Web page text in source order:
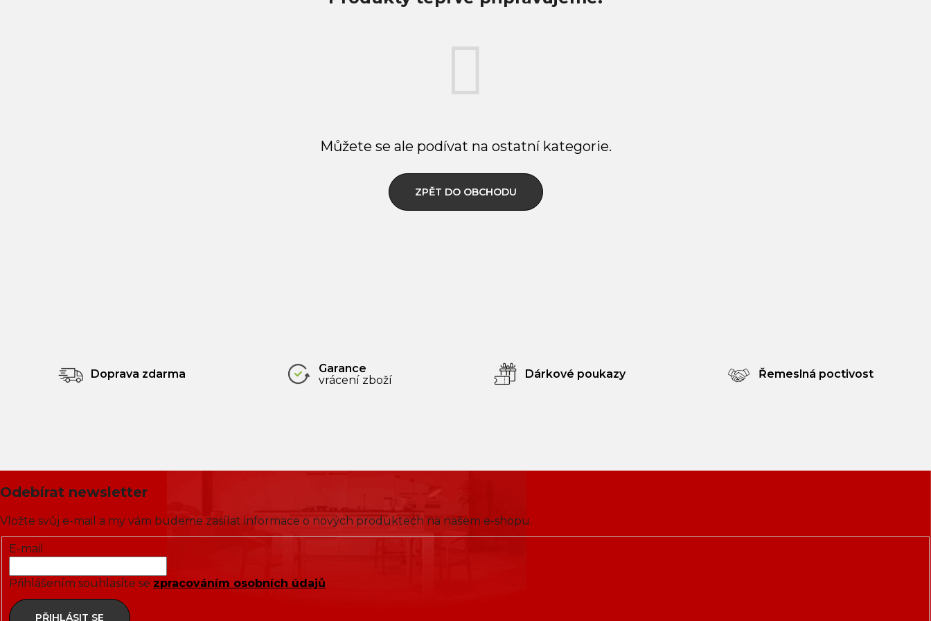
Můžete se ale podívat na ostatní kategorie.
ZPĚT DO OBCHODU
Doprava zdarma
Garance
vrácení zboží
Dárkové poukazy Řemeslná poctivost
Odebírat newsletter
Vložte svůj e-mail a my vám budeme zasílat informace o nových produktech na našem e-shopu.
E-mail
Přihlášením souhlasíte se zpracováním osobních údajů
PŘIHLÁSIT SE